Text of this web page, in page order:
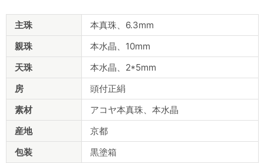
主珠
本真珠、6.3mm
親珠
本水晶、10mm
天珠
本水晶、2*5mm
房
頭付正絹
素材
アコヤ本真珠、本水晶
産地
京都
包装
黒塗箱